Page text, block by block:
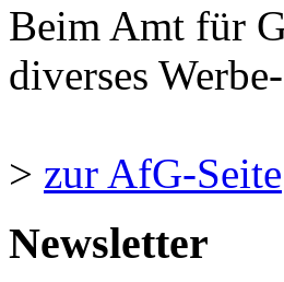
Beim Amt für
diverses
> zur AfG-Seite
Newsletter